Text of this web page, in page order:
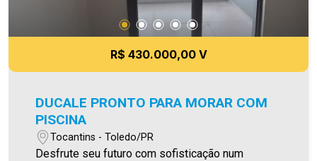
R$ 430.000,00 V
DUCALE PRONTO PARA MORAR COM
PISCINA
Tocantins - Toledo/PR
Desfrute seu futuro com sofisticação num